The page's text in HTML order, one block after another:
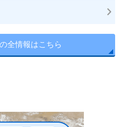
全情報はこちら